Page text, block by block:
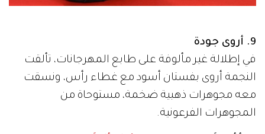
9. أروى جودة
في إطلالة غير مألوفة على طابع المهرجانات، تألقت
النجمة أروى بفستان أسود مع غطاء رأس، ونسقت
معه مجوهرات ذهبية ضخمة، مستوحاة من
المجوهرات الفرعونية.